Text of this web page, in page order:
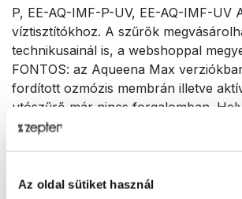
Az oldal sütiket használ
P, EE-AQ-IMF-P-UV, EE-AQ-IMF-UV
víztisztítókhoz. A szűrők
technikusainál is, a webshoppal
FONTOS: az Aqueena Max
fordított ozmózis membrán illetve
utószűrő már nincs forgalomban.
Aqueena Pro víztisztító WT-100-15
víztisztítókban történő használata